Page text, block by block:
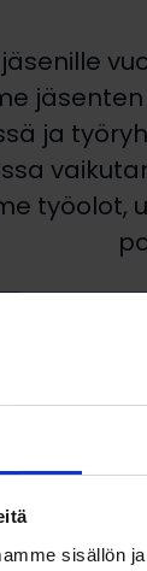
sisällön
ja
työolot,